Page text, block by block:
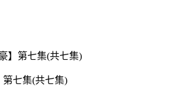
】第七集(共七集)